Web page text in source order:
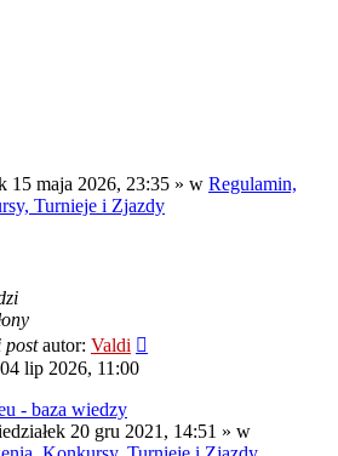
15 maja 2026, 23:35 » w Regulamin,
Turnieje i Zjazdy
postautor: Valdi
lip 2026, 11:00
- baza wiedzy
20 gru 2021, 14:51 » w